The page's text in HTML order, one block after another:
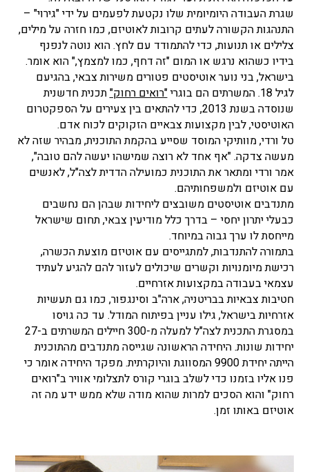
שגרת העבודה היומיומית שלו נקטעת לפעמים על ידי "גירוי" –
התנהגות הקשורה לעתים קרובות לאוטיזם, כמו חזרה על מילים,
צלילים או תנועות, כדי להתמודד עם לחץ. הוא נוטה לנפנף
בידיו כשהוא נרגש או המום "זה דחף, כמו למצמץ," הוא אומר.
בישראל, בני נוער אוטיסטים פטורים משירות צבאי, בהגיעם
לגיל 18. המשרתים הם בוגרי
"רואים רחוק"תכנית חדשנית
שנוסדה בשנת 2013, כדי להתאים בין צעירים על הספקטרום
האוטיסטי, לבין מקצועות צבאיים הזקוקים לכוח אדם.
טל ורדי, מוותיקי המוסד שסייע בהקמת התוכנית, מבהיר שזה לא
מעשה צדקה. "אף אחד לא רוצה שמישהו יעשה להם טובה",
אמר ורדי ומתאר את התוכנית כמועילה הדדית לצה"ל, לאנשים
עם אוטיזם ולמשפחותיהם.
מתנדבים אוטיסטים משובצים ליחידות שבהן הם נחשבים
כבעלי יתרון יחסי – בדרך כלל מודיעין צבאי, תחום שישראל
מייחסת לו ערך גבוה במיוחד.
בתמורה להתנדבות, למתגייסים עם אוטיזם מוצעת הכשרה,
רכישת מיומנויות וקשרים שיכולים לעזור להם להגיע לעתיד
עצמאי בעבודה במקצועות אזרחיים.
חטיבות צבאיות בבריטניה, ארה"ב וסינגפור, כמו גם תעשיות
אזרחיות בישראל, גילו עניין בפיתוח המודל. עד כה גויסו
במסגרת התכנית לצה"ל למעלה מ-300 חיילים המשרתים ב-27
יחידות שונות. היחידה הראשונה שגייסה מתנדבים מהתוכנית
הייתה יחידת 9900 המסווגת והיוקרתית. מפקד היחידה אומר כי
פנו אליו בזמנו כדי לשלב בוגרי קורס לתצלומי אוויר ב"רואים
רחוק" והוא הסכים למרות שהוא מודה שלא ממש ידע מה זה
אוטיזם באותו זמן.